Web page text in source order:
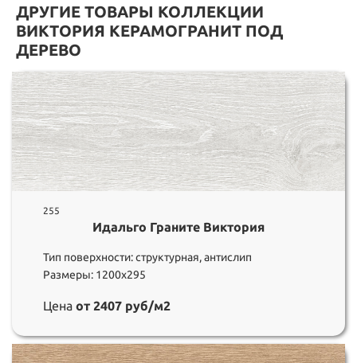
ДРУГИЕ ТОВАРЫ КОЛЛЕКЦИИ
ВИКТОРИЯ КЕРАМОГРАНИТ ПОД
ДЕРЕВО
255
Идальго Граните Виктория
Тип поверхности: структурная, антислип
Размеры: 1200х295
Цена от 2407 руб/м2